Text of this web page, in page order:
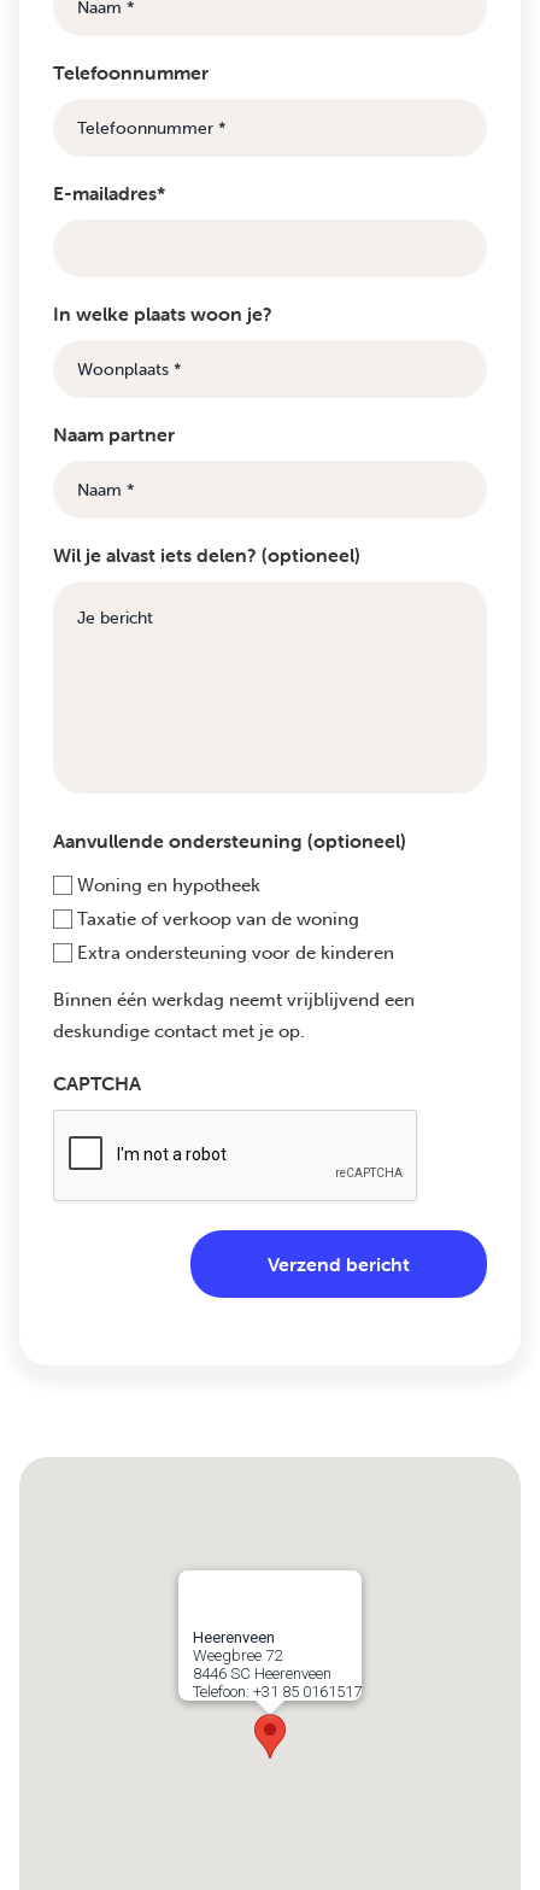
Telefoonnummer
E-mailadres*
In welke plaats woon je?
Naam partner
Wil je alvast iets delen? (optioneel)
Aanvullende ondersteuning (optioneel)
Woning en hypotheek
Taxatie of verkoop van de woning
Extra ondersteuning voor de kinderen
Binnen één werkdag neemt vrijblijvend een
deskundige contact met je op.
CAPTCHA
Heerenveen
Weegbree 72
8446 SC Heerenveen
Telefoon: +31 85 0161517